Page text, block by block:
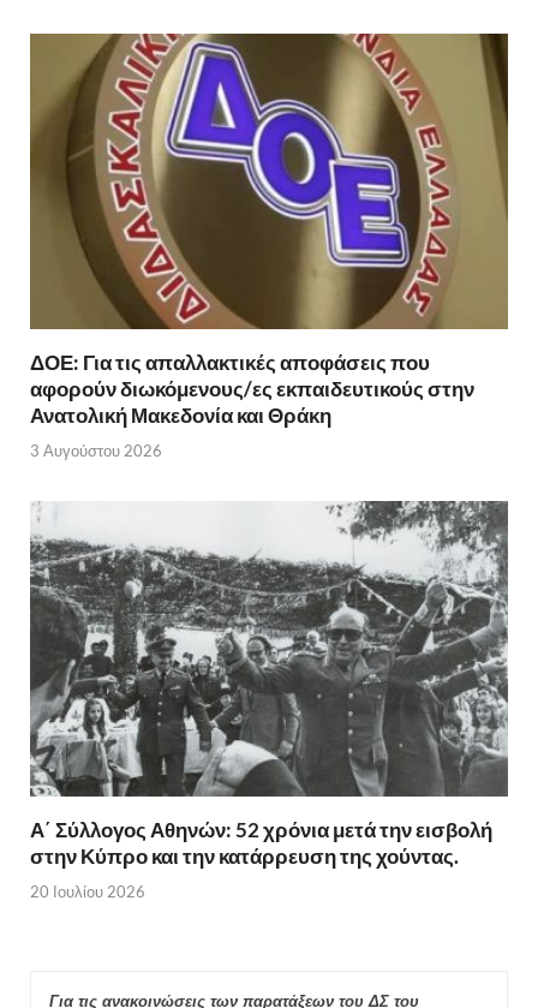
ΔΟΕ: Για τις απαλλακτικές αποφάσεις που
αφορούν διωκόμενους/ες εκπαιδευτικούς στην
Ανατολική Μακεδονία και Θράκη
3 Αυγούστου 2026
Α΄ Σύλλογος Αθηνών: 52 χρόνια μετά την εισβολή
στην Κύπρο και την κατάρρευση της χούντας.
20 Ιουλίου 2026
Για τις ανακοινώσεις των παρατάξεων του ΔΣ του